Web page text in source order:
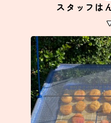
スタッフは